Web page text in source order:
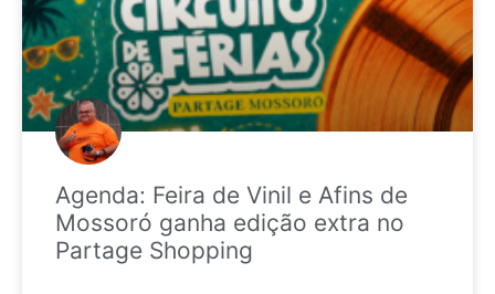
Agenda: Feira de Vinil e Afins de
Mossoró ganha edição extra no
Partage Shopping